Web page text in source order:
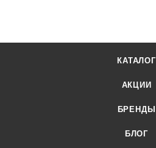
КАТАЛОГ
АКЦИИ
БРЕНДЫ
БЛОГ